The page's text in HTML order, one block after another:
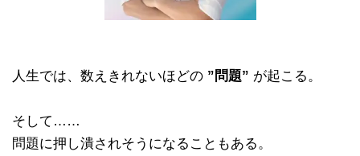
人生では、数えきれないほどの ”問題” が起こる。
そして……
問題に押し潰されそうになることもある。